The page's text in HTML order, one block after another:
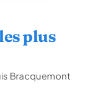
plus
Bracquemont